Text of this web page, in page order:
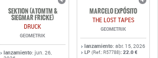
SEKTION (ATOMTM &
SIEGMAR FRICKE)
DRUCK
GEOMETRIK
lanzamiento: jun. 26,
MARCELO EXPÓSITO
THE LOST TAPES
GEOMETRIK
lanzamiento: abr. 15, 2026
LP (Ref.: R57788): 22.0 €